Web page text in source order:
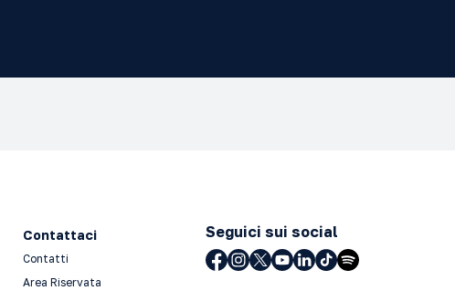
Contattaci
Contatti
Area Riservata
Seguici sui social